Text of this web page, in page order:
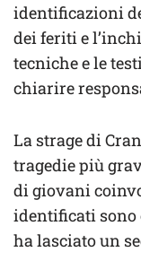
identificazioni
dei feriti e
tecniche e le
chiarire
La strage di
tragedie più
di giovani
identificati sono
ha lasciato un